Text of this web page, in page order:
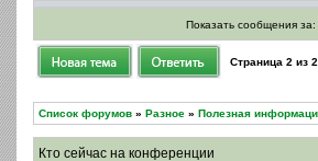
Показать сообщения за:
Страница 2 из 2
Список форумов » Разное » Полезная
Кто сейчас на конференции